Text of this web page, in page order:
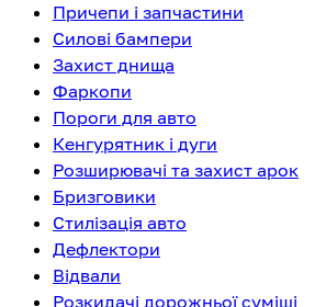
Причепи і запчастини
Силові бампери
Захист днища
Фаркопи
Пороги для авто
Кенгурятник і дуги
Розширювачі та захист арок
Бризговики
Стилізація авто
Дефлектори
Відвали
Розкидачі дорожньої суміші